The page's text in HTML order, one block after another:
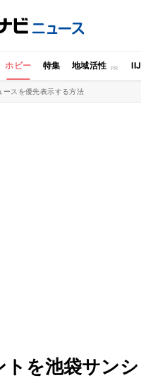
ホビー 特集 地域活性 IIJ
スを優先表示する方法
トを池袋サンシ